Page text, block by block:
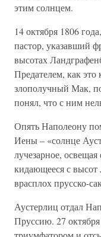
этим солнцем.
14 октября 1806
пастор, указавший
высотах
Предателем, как это
злополучный Мак,
понял, что с ним
Опять Наполеону
Иены – «солнце
лучезарное,
кидающееся с высот
врасплох прусско-
Аустерлиц отдал
Пруссию. 27